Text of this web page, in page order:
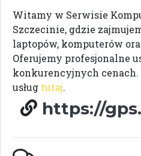
Witamy w Serwisie
Szczecinie, gdzie
laptopów, komputerów
Oferujemy profesjonalne
konkurencyjnych cenach.
usług tutaj.
https://